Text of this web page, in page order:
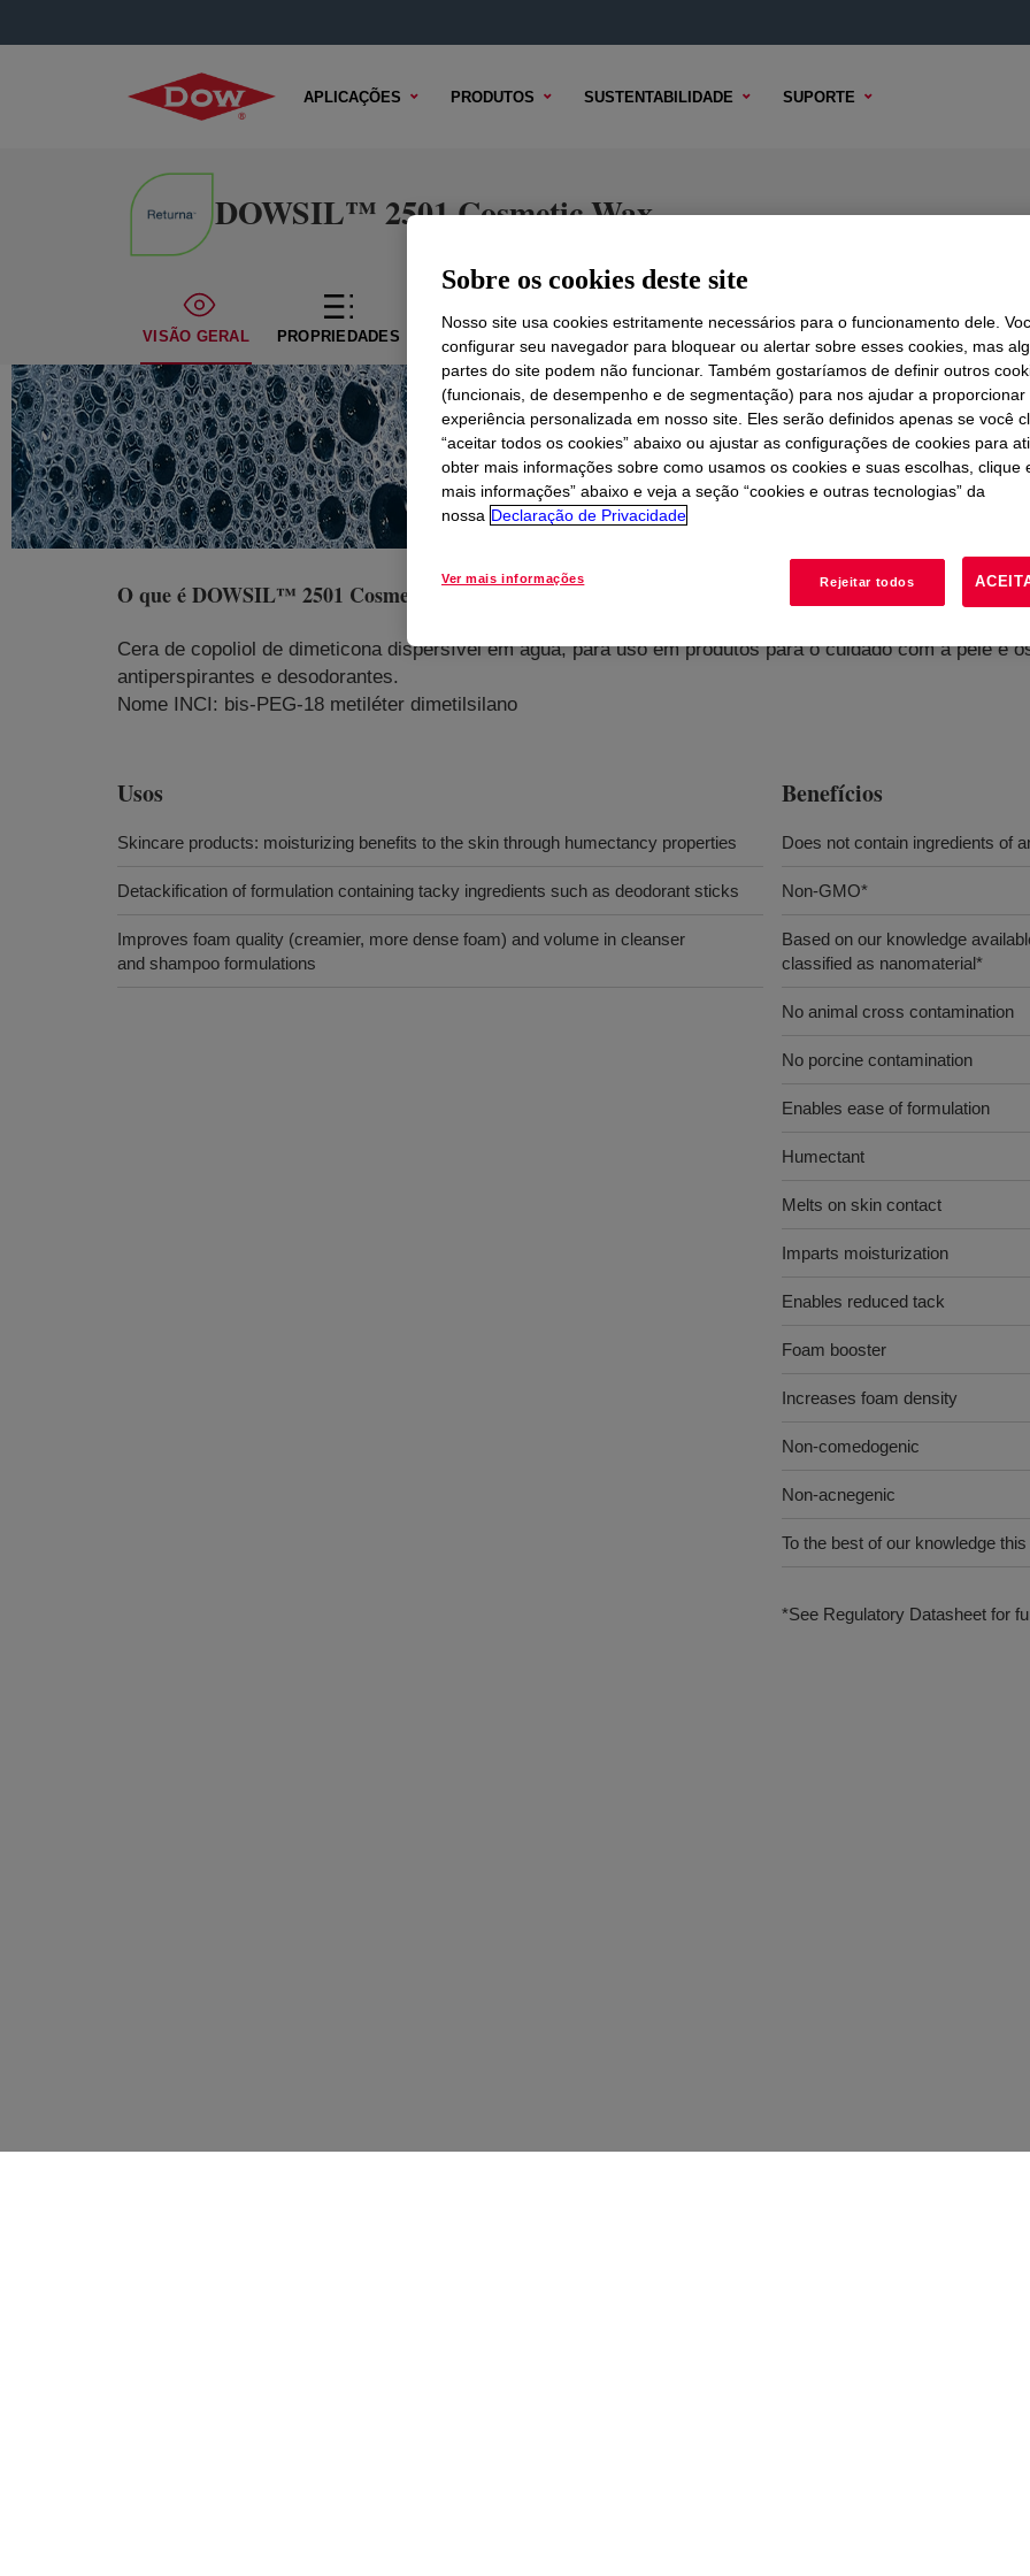
APLICAÇÕES PRODUTOS SUSTENTABILIDADE SUPORTE
DOWSIL™ 2501 Cosmetic Wax
VISÃO GERAL PROPRIEDADES CONTEÚDO TÉCNICO OPÇÕES DE AMOSTRA OPÇÕES DE COMPRA
O que éDOWSIL™ 2501 Cosmetic Wax?
Cera de copoliol de dimeticona dispersível em água, para uso em produtos para o cuidado com a pele e
antiperspirantes e desodorantes.
Nome INCI: bis-PEG-18 metiléter dimetilsilano
Usos
Skincare products: moisturizing benefits to the skin through humectancy properties
Detackification of formulation containing tacky ingredients such as deodorant sticks
Improves foam quality (creamier, more dense foam) and volume in cleanser
and shampoo formulations
Benefícios
Does not contain ingredients of
Non-GMO*
Based on our knowledge
classified as nanomaterial*
No animal cross contamination
No porcine contamination
Enables ease of formulation
Humectant
Melts on skin contact
Imparts moisturization
Enables reduced tack
Foam booster
Increases foam density
Non-comedogenic
Non-acnegenic
To the best of our knowledge
*See Regulatory Datasheet for
Sobre os cookies deste site
Nosso site usa cookies estritamente necessários para o funcionamento dele.
configurar seu navegador para bloquear ou alertar sobre esses cookies, mas
partes do site podem não funcionar. Também gostaríamos de definir outros
(funcionais, de desempenho e de segmentação) para nos ajudar a proporcionar
experiência personalizada em nosso site. Eles serão definidos apenas se você
“aceitar todos os cookies” abaixo ou ajustar as configurações de cookies para
obter mais informações sobre como usamos os cookies e suas escolhas, clique
mais informações” abaixo e veja a seção “cookies e outras tecnologias” da
nossa Declaração de Privacidade
Ver mais informações Rejeitar todos